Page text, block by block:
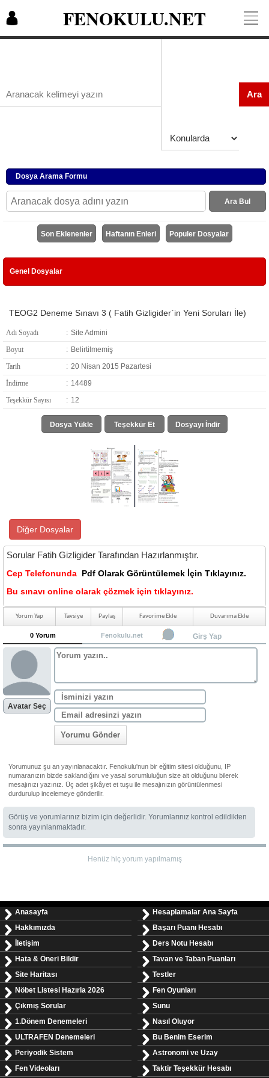
FENOKULU.NET
Ara
Dosya Arama Formu
Ara Bul
Son Eklenenler Haftanın Enleri Populer Dosyalar
Genel Dosyalar
TEOG2 Deneme Sınavı 3 ( Fatih Gizligider`in Yeni Soruları İle)
Adı Soyadı : Site Admini
Boyut
: Belirtilmemiş
Tarih
: 20 Nisan 2015 Pazartesi
İndirme
: 14489
Teşekkür Sayısı
: 12
Dosya Yükle Teşekkür Et Dosyayı İndir
Diğer Dosyalar
Sorular Fatih Gizligider Tarafından Hazırlanmıştır.
Cep Telefonunda Pdf Olarak Görüntülemek İçin Tıklayınız.
Bu sınavı online olarak çözmek için tıklayınız.
Yorum Yap Tavsiye Paylaş Favorime Ekle Duvarıma Ekle
0 Yorum Fenokulu.net Girş Yap
Avatar Seç
Yorumu Gönder
Yorumunuz şu an yayınlanacaktır. Fenokulu'nun bir eğitim sitesi olduğunu, IP
numaranızın bizde saklandığını ve yasal sorumluluğun size ait olduğunu bilerek
mesajınızı yazınız. Üç adet şikâyet et tuşu ile mesajınızın görüntülenmesi
durdurulup incelemeye gönderilir.
Görüş ve yorumlarınız bizim için değerlidir. Yorumlarınız kontrol edildikten
sonra yayınlanmaktadır.
Henüz hiç yorum yapılmamış
Anasayfa
Hakkımızda
İletişim
Hata & Öneri Bildir
Site Haritası
Nöbet Listesi Hazırla 2026
Çıkmış Sorular
1.Dönem Denemeleri
ULTRAFEN Denemeleri
Periyodik Sistem
Fen Videoları
Hesaplamalar Ana Sayfa
Başarı Puanı Hesabı
Ders Notu Hesabı
Tavan ve Taban Puanları
Testler
Fen Oyunları
Sunu
Nasıl Oluyor
Bu Benim Eserim
Astronomi ve Uzay
Taktir Teşekkür Hesabı